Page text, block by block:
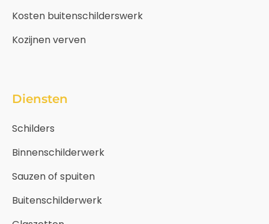
Kosten buitenschilderswerk
Kozijnen verven
Diensten
Schilders
Binnenschilderwerk
Sauzen of spuiten
Buitenschilderwerk